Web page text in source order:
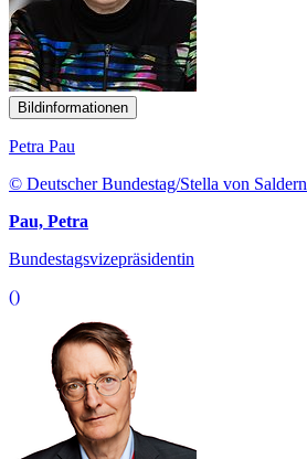
Bildinformationen
Petra Pau
© Deutscher Bundestag/Stella von Saldern
Pau, Petra
Bundestagsvizepräsidentin
()